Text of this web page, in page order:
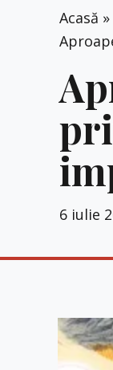
Acasă
6 iulie